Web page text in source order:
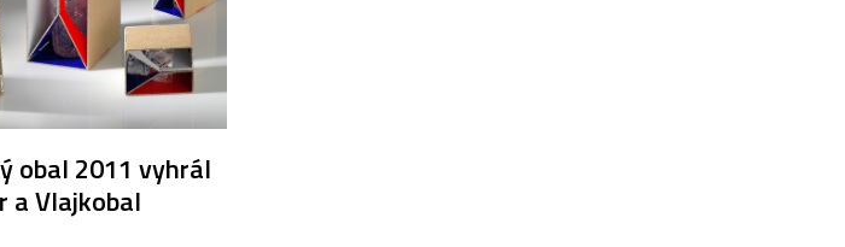
obal 2011 vyhrál
a Vlajkobal